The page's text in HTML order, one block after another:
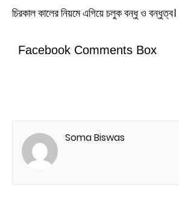
চিরকাল কালের নিয়মে এগিয়ে চলুক বন্ধু ও বন্ধুত্ব।
Facebook Comments Box
Soma Biswas